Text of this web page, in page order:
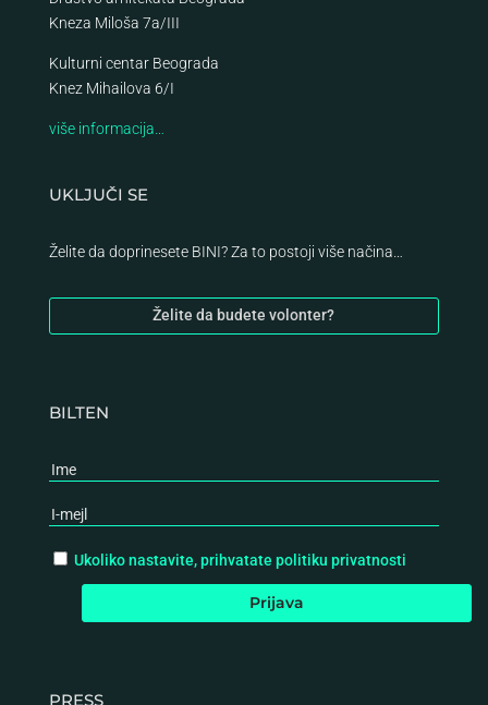
Kneza Miloša 7a/III
Kulturni centar Beograda
Knez Mihailova 6/I
više informacija…
UKLJUČI SE
Želite da doprinesete BINI? Za to postoji više načina…
Želite da budete volonter?
BILTEN
Ukoliko nastavite, prihvatate politiku privatnosti
PRESS